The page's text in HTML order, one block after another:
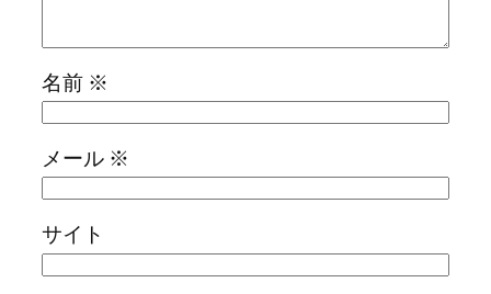
名前 ※
メール ※
サイト